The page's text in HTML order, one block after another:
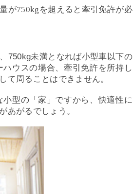
が750kgを超えると牽引免許が必
750kg未満となれば小型車以下の
ウスの場合、牽引免許を所持し
て周ることはできません。
型の「家」ですから、快適性に
あがるでしょう。